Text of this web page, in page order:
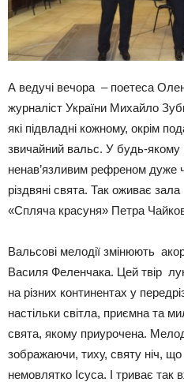
А ведучі вечора – поетеса
журналіст України Михайло
які підвладні кожному, окрім
звичайний вальс. У будь-якому
ненав’язливим рефреном дуже
різдвяні свята. Так оживає
«Спляча красуня» Петра
Вальсові мелодії змінюють
Василя Феленчака. Цей твір
на різних континентах у
настільки світла, приємна та
свята, якому приурочена.
зображаючи, тиху, святу ніч, що
немовлятко Ісуса. І триває так